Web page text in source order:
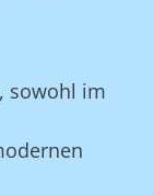
sowohl im